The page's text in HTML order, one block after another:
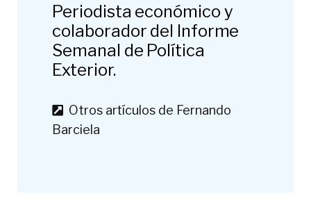
Periodista económico y
colaborador del Informe
Semanal de Política
Exterior.
Otros artículos de Fernando
Barciela